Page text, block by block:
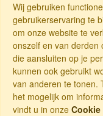
Wij gebruiken
gebruikerservaring te
om onze website te
onszelf en van derden
die aansluiten op je
kunnen ook gebruikt
van anderen te tonen.
het mogelijk om
vindt u in onze